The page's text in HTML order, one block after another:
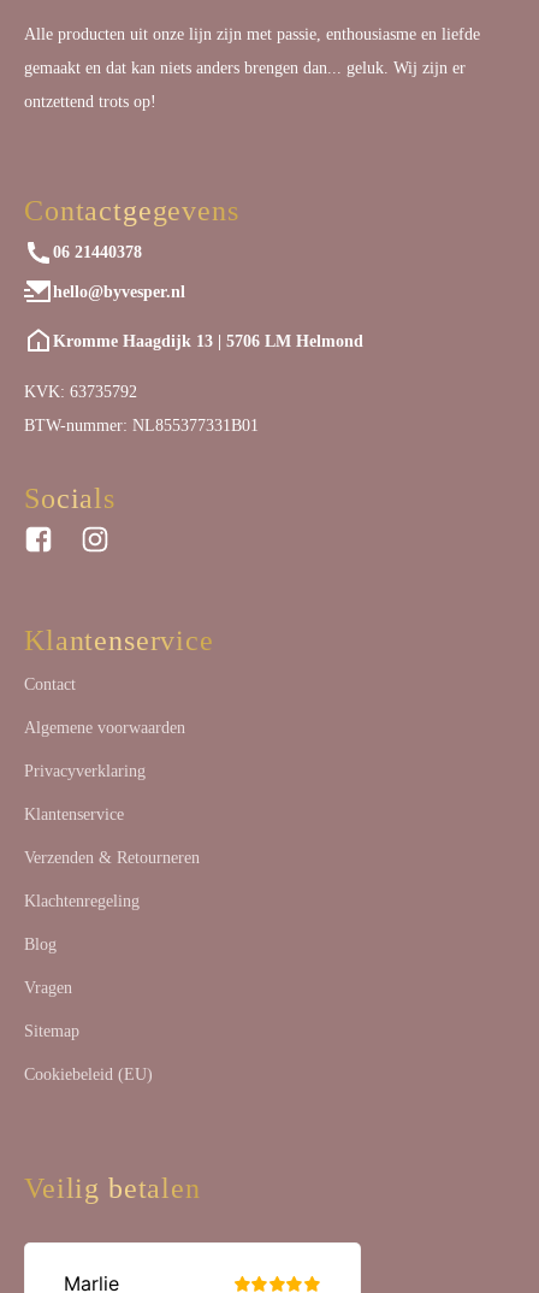
Alle producten uit onze lijn zijn met passie, enthousiasme en liefde
gemaakt en dat kan niets anders brengen dan... geluk. Wij zijn er
ontzettend trots op!
Contactgegevens
06 21440378
hello@byvesper.nl
Kromme Haagdijk 13 | 5706 LM Helmond
KVK: 63735792
BTW-nummer: NL855377331B01
Socials
Klantenservice
Contact
Algemene voorwaarden
Privacyverklaring
Klantenservice
Verzenden & Retourneren
Klachtenregeling
Blog
Vragen
Sitemap
Cookiebeleid (EU)
Veilig betalen